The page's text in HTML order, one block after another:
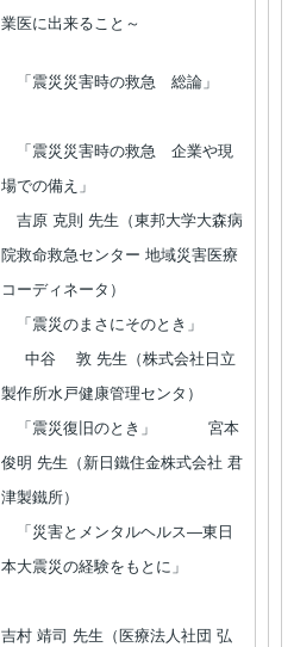
業医に出来ること～
「震災災害時の救急 総論」
「震災災害時の救急 企業や現
場での備え」
吉原 克則 先生（東邦大学大森病
院救命救急センター 地域災害医療
コーディネータ）
「震災のまさにそのとき」
中谷 敦 先生（株式会社日立
製作所水戸健康管理センタ）
「震災復旧のとき」 宮本
俊明 先生（新日鐵住金株式会社 君
津製鐵所）
「災害とメンタルヘルス―東日
本大震災の経験をもとに」
吉村 靖司 先生（医療法人社団 弘